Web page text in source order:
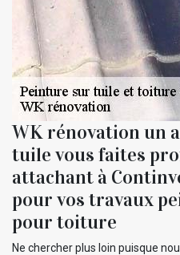
WK rénovation un
tuile vous faites
attachant à
pour vos travaux
pour toiture
Ne chercher plus loin puisque